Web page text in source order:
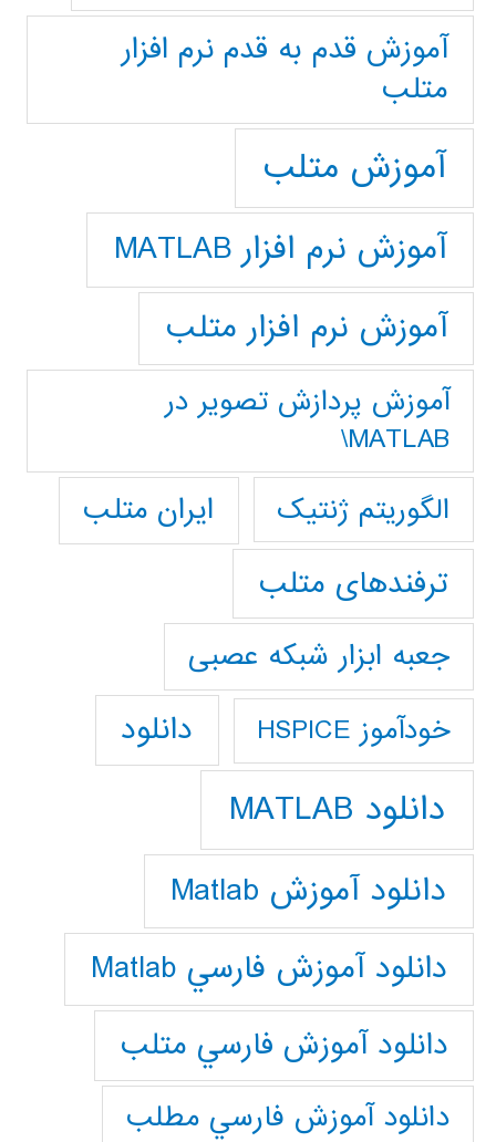
آموزش قدم به قدم نرم افزار
متلب
آموزش متلب
آموزش نرم افزار MATLAB
آموزش نرم افزار متلب
آموزش پردازش تصوير در
MATLAB\
الگوریتم ژنتیک
ایران متلب
ترفندهای متلب
جعبه ابزار شبکه عصبی
خودآموز HSPICE دانلود
دانلود MATLAB
دانلود آموزش Matlab
دانلود آموزش فارسي Matlab
دانلود آموزش فارسي متلب
دانلود آموزش فارسي مطلب